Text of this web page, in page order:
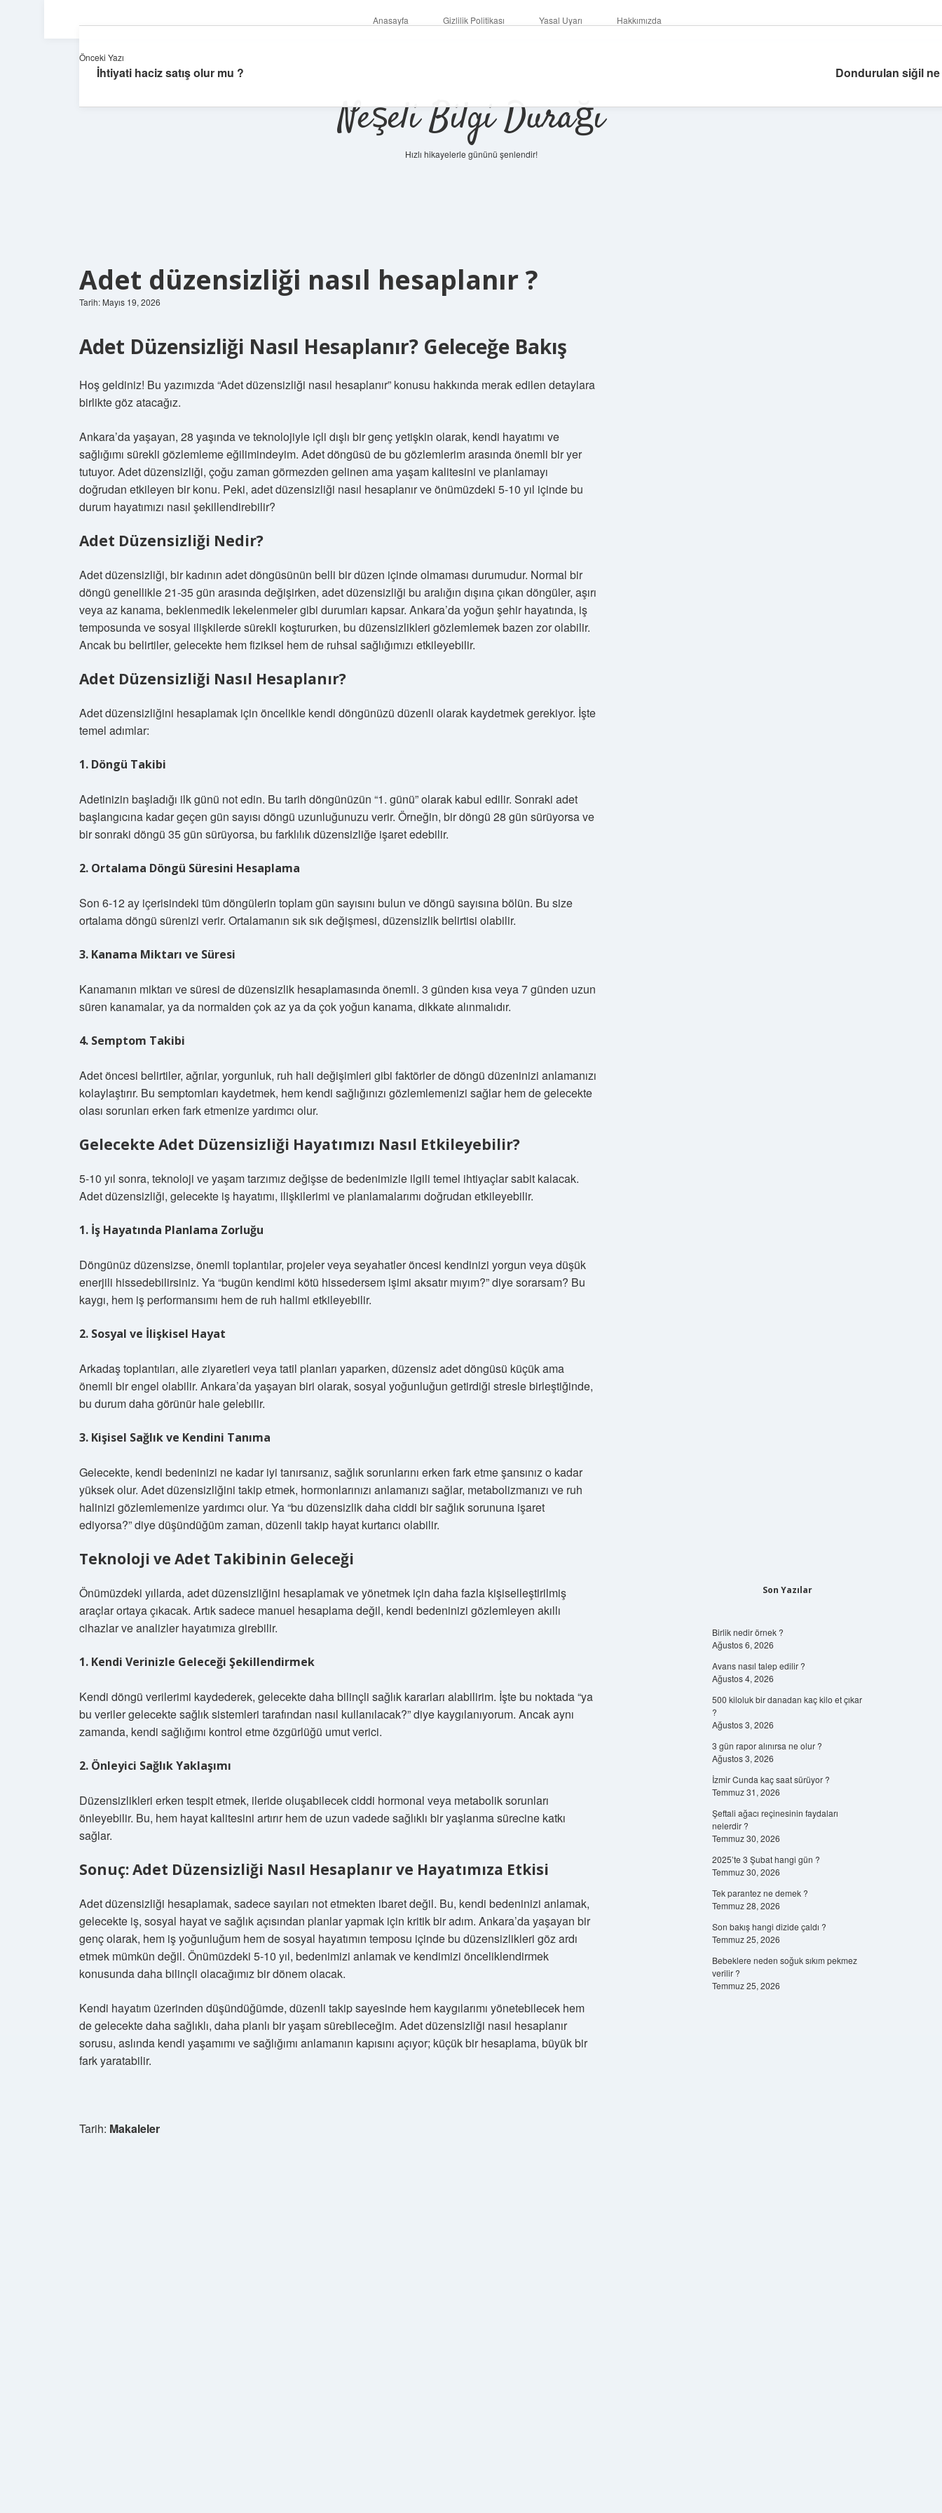
Anasayfa Gizlilik Politikası Yasal Uyarı Hakkımızda
Neşeli Bilgi Durağı
Hızlı hikayelerle gününü şenlendir!
Adet düzensizliği nasıl hesaplanır ?
Tarih: Mayıs 19, 2026
Adet Düzensizliği Nasıl Hesaplanır? Geleceğe Bakış
Hoş geldiniz! Bu yazımızda “Adet düzensizliği nasıl hesaplanır” konusu hakkında merak edilen detaylara
birlikte göz atacağız.
Ankara’da yaşayan, 28 yaşında ve teknolojiyle içli dışlı bir genç yetişkin olarak, kendi hayatımı ve
sağlığımı sürekli gözlemleme eğilimindeyim. Adet döngüsü de bu gözlemlerim arasında önemli bir yer
tutuyor. Adet düzensizliği, çoğu zaman görmezden gelinen ama yaşam kalitesini ve planlamayı
doğrudan etkileyen bir konu. Peki, adet düzensizliği nasıl hesaplanır ve önümüzdeki 5-10 yıl içinde bu
durum hayatımızı nasıl şekillendirebilir?
Adet Düzensizliği Nedir?
Adet düzensizliği, bir kadının adet döngüsünün belli bir düzen içinde olmaması durumudur. Normal bir
döngü genellikle 21-35 gün arasında değişirken, adet düzensizliği bu aralığın dışına çıkan döngüler, aşırı
veya az kanama, beklenmedik lekelenmeler gibi durumları kapsar. Ankara’da yoğun şehir hayatında, iş
temposunda ve sosyal ilişkilerde sürekli koştururken, bu düzensizlikleri gözlemlemek bazen zor olabilir.
Ancak bu belirtiler, gelecekte hem fiziksel hem de ruhsal sağlığımızı etkileyebilir.
Adet Düzensizliği Nasıl Hesaplanır?
Adet düzensizliğini hesaplamak için öncelikle kendi döngünüzü düzenli olarak kaydetmek gerekiyor. İşte
temel adımlar:
1. Döngü Takibi
Adetinizin başladığı ilk günü not edin. Bu tarih döngünüzün “1. günü” olarak kabul edilir. Sonraki adet
başlangıcına kadar geçen gün sayısı döngü uzunluğunuzu verir. Örneğin, bir döngü 28 gün sürüyorsa ve
bir sonraki döngü 35 gün sürüyorsa, bu farklılık düzensizliğe işaret edebilir.
2. Ortalama Döngü Süresini Hesaplama
Son 6-12 ay içerisindeki tüm döngülerin toplam gün sayısını bulun ve döngü sayısına bölün. Bu size
ortalama döngü sürenizi verir. Ortalamanın sık sık değişmesi, düzensizlik belirtisi olabilir.
3. Kanama Miktarı ve Süresi
Kanamanın miktarı ve süresi de düzensizlik hesaplamasında önemli. 3 günden kısa veya 7 günden uzun
süren kanamalar, ya da normalden çok az ya da çok yoğun kanama, dikkate alınmalıdır.
4. Semptom Takibi
Adet öncesi belirtiler, ağrılar, yorgunluk, ruh hali değişimleri gibi faktörler de döngü düzeninizi anlamanızı
kolaylaştırır. Bu semptomları kaydetmek, hem kendi sağlığınızı gözlemlemenizi sağlar hem de gelecekte
olası sorunları erken fark etmenize yardımcı olur.
Gelecekte Adet Düzensizliği Hayatımızı Nasıl Etkileyebilir?
5-10 yıl sonra, teknoloji ve yaşam tarzımız değişse de bedenimizle ilgili temel ihtiyaçlar sabit kalacak.
Adet düzensizliği, gelecekte iş hayatımı, ilişkilerimi ve planlamalarımı doğrudan etkileyebilir.
1. İş Hayatında Planlama Zorluğu
Döngünüz düzensizse, önemli toplantılar, projeler veya seyahatler öncesi kendinizi yorgun veya düşük
enerjili hissedebilirsiniz. Ya “bugün kendimi kötü hissedersem işimi aksatır mıyım?” diye sorarsam? Bu
kaygı, hem iş performansımı hem de ruh halimi etkileyebilir.
2. Sosyal ve İlişkisel Hayat
Arkadaş toplantıları, aile ziyaretleri veya tatil planları yaparken, düzensiz adet döngüsü küçük ama
önemli bir engel olabilir. Ankara’da yaşayan biri olarak, sosyal yoğunluğun getirdiği stresle birleştiğinde,
bu durum daha görünür hale gelebilir.
3. Kişisel Sağlık ve Kendini Tanıma
Gelecekte, kendi bedeninizi ne kadar iyi tanırsanız, sağlık sorunlarını erken fark etme şansınız o kadar
yüksek olur. Adet düzensizliğini takip etmek, hormonlarınızı anlamanızı sağlar, metabolizmanızı ve ruh
halinizi gözlemlemenize yardımcı olur. Ya “bu düzensizlik daha ciddi bir sağlık sorununa işaret
ediyorsa?” diye düşündüğüm zaman, düzenli takip hayat kurtarıcı olabilir.
Teknoloji ve Adet Takibinin Geleceği
Önümüzdeki yıllarda, adet düzensizliğini hesaplamak ve yönetmek için daha fazla kişiselleştirilmiş
araçlar ortaya çıkacak. Artık sadece manuel hesaplama değil, kendi bedeninizi gözlemleyen akıllı
cihazlar ve analizler hayatımıza girebilir.
1. Kendi Verinizle Geleceği Şekillendirmek
Kendi döngü verilerimi kaydederek, gelecekte daha bilinçli sağlık kararları alabilirim. İşte bu noktada “ya
bu veriler gelecekte sağlık sistemleri tarafından nasıl kullanılacak?” diye kaygılanıyorum. Ancak aynı
zamanda, kendi sağlığımı kontrol etme özgürlüğü umut verici.
2. Önleyici Sağlık Yaklaşımı
Düzensizlikleri erken tespit etmek, ileride oluşabilecek ciddi hormonal veya metabolik sorunları
önleyebilir. Bu, hem hayat kalitesini artırır hem de uzun vadede sağlıklı bir yaşlanma sürecine katkı
sağlar.
Sonuç: Adet Düzensizliği Nasıl Hesaplanır ve Hayatımıza Etkisi
Adet düzensizliği hesaplamak, sadece sayıları not etmekten ibaret değil. Bu, kendi bedeninizi anlamak,
gelecekte iş, sosyal hayat ve sağlık açısından planlar yapmak için kritik bir adım. Ankara’da yaşayan bir
genç olarak, hem iş yoğunluğum hem de sosyal hayatımın temposu içinde bu düzensizlikleri göz ardı
etmek mümkün değil. Önümüzdeki 5-10 yıl, bedenimizi anlamak ve kendimizi önceliklendirmek
konusunda daha bilinçli olacağımız bir dönem olacak.
Kendi hayatım üzerinden düşündüğümde, düzenli takip sayesinde hem kaygılarımı yönetebilecek hem
de gelecekte daha sağlıklı, daha planlı bir yaşam sürebileceğim. Adet düzensizliği nasıl hesaplanır
sorusu, aslında kendi yaşamımı ve sağlığımı anlamanın kapısını açıyor; küçük bir hesaplama, büyük bir
fark yaratabilir.
Tarih: Makaleler
Önceki Yazı
İhtiyati haciz satış olur mu ? Dondurulan siğil
Son Yazılar
Birlik nedir örnek ?
Ağustos 6, 2026
Avans nasıl talep edilir ?
Ağustos 4, 2026
500 kiloluk bir danadan kaç kilo et çıkar
?
Ağustos 3, 2026
3 gün rapor alınırsa ne olur ?
Ağustos 3, 2026
İzmir Cunda kaç saat sürüyor ?
Temmuz 31, 2026
Şeftali ağacı reçinesinin faydaları
nelerdir ?
Temmuz 30, 2026
2025’te 3 Şubat hangi gün ?
Temmuz 30, 2026
Tek parantez ne demek ?
Temmuz 28, 2026
Son bakış hangi dizide çaldı ?
Temmuz 25, 2026
Bebeklere neden soğuk sıkım pekmez
verilir ?
Temmuz 25, 2026